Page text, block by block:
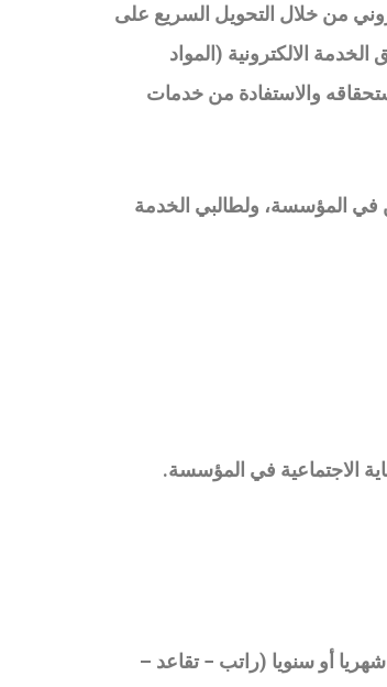
من خلال التحويل السريع على
الالكترونية (المواد
والاستفادة من خدمات
في المؤسسة، ولطالبي الخدمة
الاجتماعية في المؤسسة.
أو سنويا (راتب − تقاعد –